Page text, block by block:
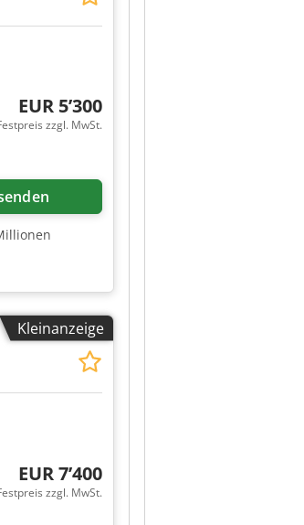
EUR 5’300
zzgl. MwSt.
Kleinanzeige
EUR 7’400
zzgl. MwSt.